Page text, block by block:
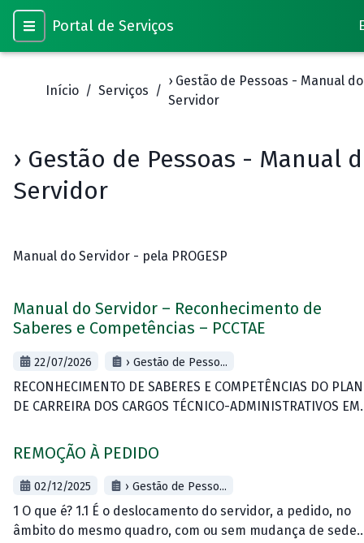
Portal de Serviços
Início / Serviços /
› Gestão de Pessoas - Manual do
Servidor
› Gestão de Pessoas - Manual
Servidor
Manual do Servidor - pela PROGESP
Manual do Servidor – Reconhecimento de
Saberes e Competências – PCCTAE
22/07/2026 › Gestão de Pesso...
RECONHECIMENTO DE SABERES E COMPETÊNCIAS DO
DE CARREIRA DOS CARGOS TÉCNICO-ADMINISTRATIVOS EM
Reconhecimento de Saberes e Competências do Plano
REMOÇÃO À PEDIDO
02/12/2025 › Gestão de Pesso...
1 O que é? 1.1 É o deslocamento do servidor, a pedido, no
âmbito do mesmo quadro, com ou sem mudança de sede.